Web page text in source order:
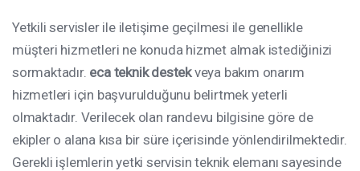
Yetkili servisler ile iletişime geçilmesi ile genellikle
müşteri hizmetleri ne konuda hizmet almak istediğinizi
sormaktadır. eca teknik destekveya bakım onarım
hizmetleri için başvurulduğunu belirtmek yeterli
olmaktadır. Verilecek olan randevu bilgisine göre de
ekipler o alana kısa bir süre içerisinde yönlendirilmektedir.
Gerekli işlemlerin yetki servisin teknik elemanı sayesinde